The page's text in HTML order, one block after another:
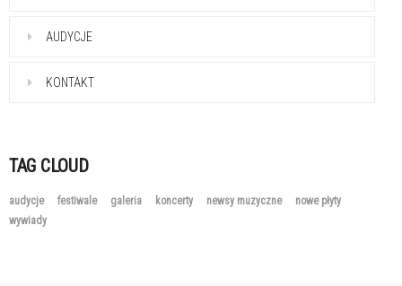
AUDYCJE
KONTAKT
TAG CLOUD
audycje festiwale galeria koncerty newsy muzyczne
nowe płyty
wywiady